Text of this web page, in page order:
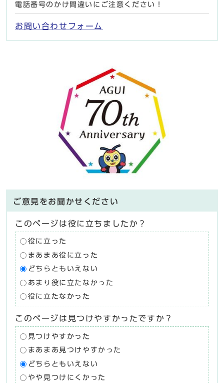
電話番号のかけ間違いにご注意ください！
お問い合わせフォーム
ご意見をお聞かせください
このページは役に立ちましたか？
役に立った
まあまあ役に立った
どちらともいえない
あまり役に立たなかった
役に立たなかった
このページは見つけやすかったですか？
見つけやすかった
まあまあ見つけやすかった
どちらともいえない
やや見つけにくかった